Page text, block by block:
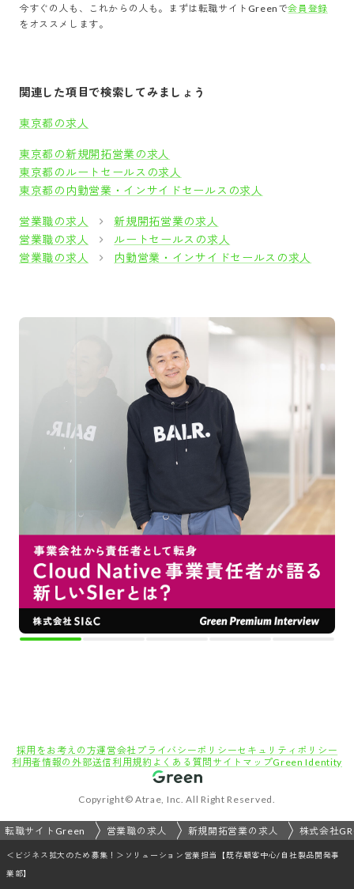
今すぐの人も、これからの人も。まずは転職サイトGreenで会員登録
をオススメします。
関連した項目で検索してみましょう
東京都の求人
東京都の新規開拓営業の求人
東京都のルートセールスの求人
東京都の内勤営業・インサイドセールスの求人
営業職の求人
新規開拓営業の求人
営業職の求人
ルートセールスの求人
営業職の求人
内勤営業・インサイドセールスの求人
採用をお考えの方運営会社 プライバシーポリシーセキュリティポリシー
利用者情報の外部送信利用規約 よくある質問 サイトマップGreen Identity
Copyright© Atrae, Inc. All Right Reserved.
転職サイトGreen 営業職の求人 新規開拓営業の求人 株式会社
＜ビジネス拡大のため募集！＞ソリューション営業担当【既存顧客中心/自社製品開発事
業部】